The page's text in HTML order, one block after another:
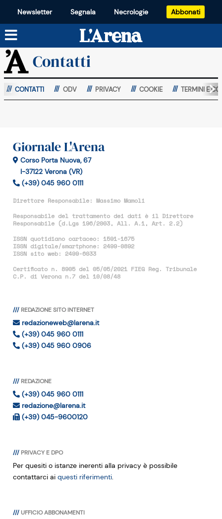
Newsletter Segnala Necrologie Abbonati
Contatti
CONTATTI ODV PRIVACY COOKIE TERMINI E
Giornale L'Arena
Corso Porta Nuova, 67
I-37122 Verona (VR)
(+39) 045 960 0111
Direttore Responsabile: Massimo Mamoli
Responsabile del trattamento dei dati è il Direttore
Responsabile (d.Lgs 196/2003, All. A.1, Art. 2.2)
ISSN quotidiano cartaceo: 1591-1675
ISSN digitale/smartphone: 2499-0892
ISSN sito web: 2499-6033
Certificato n. 8905 del 05/05/2021 FIEG Reg. Tribunale
C.P. di Verona n.7 del 10/08/48
REDAZIONE SITO INTERNET
redazioneweb@larena.it
(+39) 045 960 0111
(+39) 045 960 0906
REDAZIONE
(+39) 045 960 0111
redazione@larena.it
(+39) 045-9600120
PRIVACY E DPO
Per quesiti o istanze inerenti alla privacy è possibile
contattarci ai questi riferimenti.
UFFICIO ABBONAMENTI